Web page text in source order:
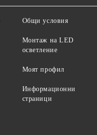
Общи условия
Монтаж на LED
осветление
Моят профил
Информационни
страници